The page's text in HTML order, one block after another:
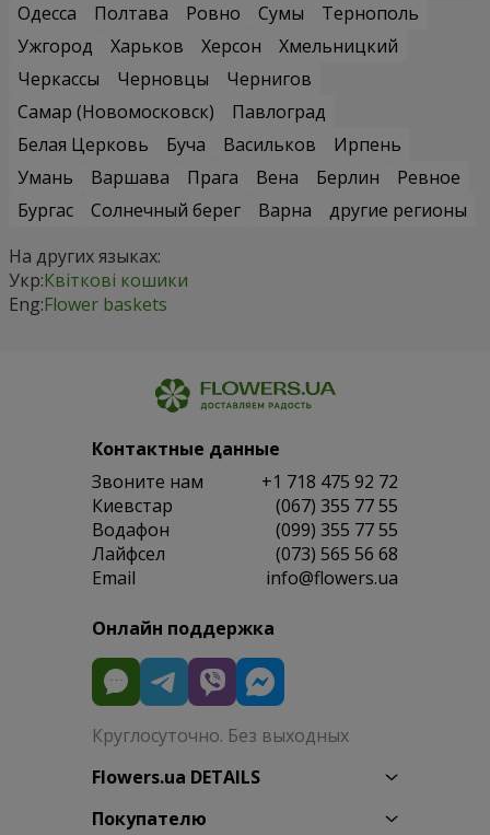
Одесса
Полтава Ровно Сумы
Тернополь
Ужгород
Харьков Херсон
Хмельницкий
Черкассы
Черновцы
Чернигов
Самар (Новомосковск)
Павлоград
Белая Церковь
Буча Васильков
Ирпень
Умань
Варшава Прага Вена Берлин
Ревное
Бургас
Солнечный берег Варна
другие регионы
На других языках:
Укр:Квіткові кошики
Eng:Flower baskets
Контактные данные
Звоните нам
+1 718 475 92 72
Киевстар
(067) 355 77 55
Водафон
(099) 355 77 55
Лайфсел
(073) 565 56 68
Email
info@flowers.ua
Онлайн поддержка
Круглосуточно. Без выходных
Flowers.ua DETAILS
Покупателю